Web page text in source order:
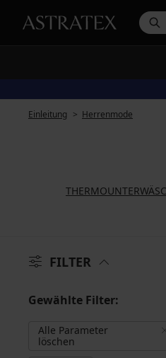
Einleitung Herrenmode
FILTER
Gewählte Filter:
Alle Parameter
löschen